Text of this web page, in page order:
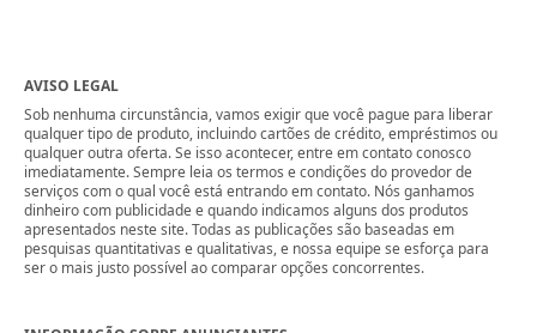
AVISO LEGAL
Sob nenhuma circunstância, vamos exigir que você pague para liberar
qualquer tipo de produto, incluindo cartões de crédito, empréstimos ou
qualquer outra oferta. Se isso acontecer, entre em contato conosco
imediatamente. Sempre leia os termos e condições do provedor de
serviços com o qual você está entrando em contato. Nós ganhamos
dinheiro com publicidade e quando indicamos alguns dos produtos
apresentados neste site. Todas as publicações são baseadas em
pesquisas quantitativas e qualitativas, e nossa equipe se esforça para
ser o mais justo possível ao comparar opções concorrentes.